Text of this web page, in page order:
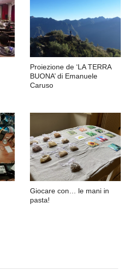
Proiezione de ‘LA TERRA
BUONA’ di Emanuele
Caruso
Giocare con… le mani in
pasta!